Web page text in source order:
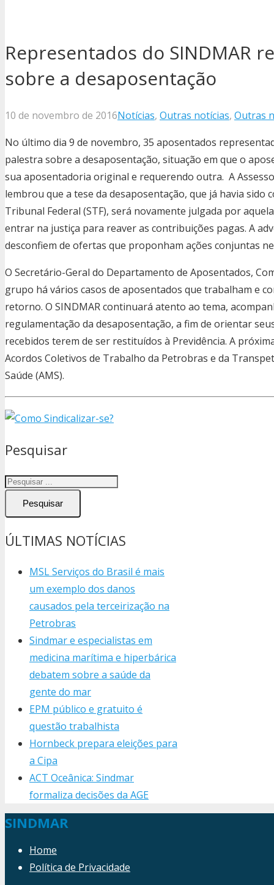
Representados do SINDMAR
sobre a desaposentação
10 de novembro de 2016Notícias, Outras notícias, Outras
No último dia 9 de novembro, 35 aposentados
palestra sobre a desaposentação, situação em que o
sua aposentadoria original e requerendo outra. A
lembrou que a tese da desaposentação, que já havia
Tribunal Federal (STF), será novamente julgada por
entrar na justiça para reaver as contribuições pagas. A
desconfiem de ofertas que proponham ações conjuntas
O Secretário-Geral do Departamento de Aposentados,
grupo há vários casos de aposentados que trabalham e
retorno. O SINDMAR continuará atento ao tema,
regulamentação da desaposentação, a fim de orientar
recebidos terem de ser restituídos à Previdência. A
Acordos Coletivos de Trabalho da Petrobras e da
Saúde (AMS).
Pesquisar
Pesquisar
ÚLTIMAS NOTÍCIAS
MSL Serviços do Brasil é mais
um exemplo dos danos
causados pela terceirização na
Petrobras
Sindmar e especialistas em
medicina marítima e hiperbárica
debatem sobre a saúde da
gente do mar
EPM público e gratuito é
questão trabalhista
Hornbeck prepara eleições para
a Cipa
ACT Oceânica: Sindmar
formaliza decisões da AGE
SINDMAR
Home
Política de Privacidade